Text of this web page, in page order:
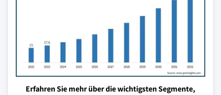
Erfahren Sie mehr über die wichtigsten Segmente,